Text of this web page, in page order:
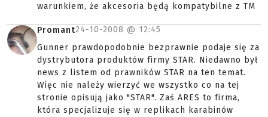
warunkiem, że akcesoria będą kompatybilne z TM
Promant24-10-2008 @ 12:45
Gunner prawdopodobnie bezprawnie podaje się za
dystrybutora produktów firmy STAR. Niedawno był
news z listem od prawników STAR na ten temat.
Więc nie należy wierzyć we wszystko co na tej
stronie opisują jako "STAR". Zaś ARES to firma,
która specjalizuje się w replikach karabinów